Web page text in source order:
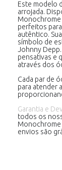
Este modelo
arrojada.
Monochrome
perfeitos
autêntico.
símbolo de
Johnny Depp.
pensativas e
através dos
Cada par de
para atender
Garantia e
todos os
Monochrome
envios são